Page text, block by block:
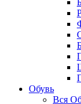
Обувь
Вся